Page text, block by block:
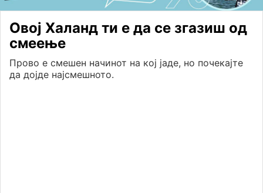
Овој Халанд ти е да се згазиш од
смеење
Прово е смешен начинот на кој јаде, но почекајте
да дојде најсмешното.